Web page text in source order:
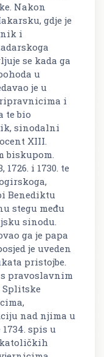
Nakon
gdje je
i
se kada ga
u
je u
i
te bio
sinodalni
XIII.
biskupom.
i 1730. te
Benediktu
stegu među
sinodu.
ga je papa
je uveden
pristojbe.
pravoslavnim
Splitske
nad njima u
spis u